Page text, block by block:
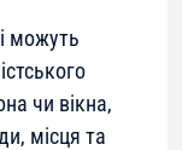
можуть
чи вікна,
місця та